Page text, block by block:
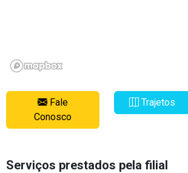
Fale
Conosco
Trajetos
Serviços prestados pela filial